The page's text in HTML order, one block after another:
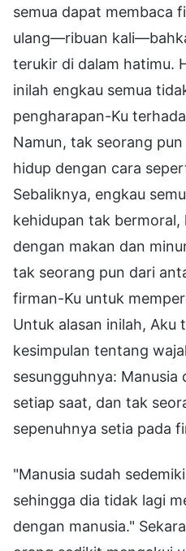
semua dapat membaca
ulang—ribuan
terukir di dalam hatimu.
inilah engkau semua
pengharapan-Ku
Namun, tak seorang
hidup dengan cara
Sebaliknya, engkau
kehidupan tak
dengan makan dan
tak seorang pun dari
firman-Ku untuk
Untuk alasan inilah, Aku
kesimpulan tentang
sesungguhnya:
setiap saat, dan tak
sepenuhnya setia pada
"Manusia sudah
sehingga dia tidak lagi
dengan manusia."